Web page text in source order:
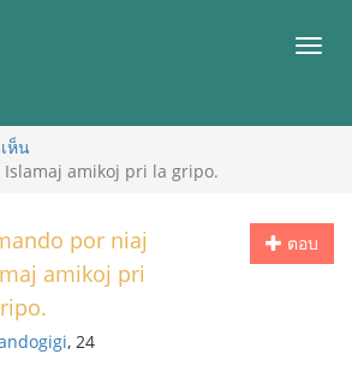
เมนู
ห็น
amikoj pri la gripo.
ตอบ
por niaj
amikoj pri
, 24